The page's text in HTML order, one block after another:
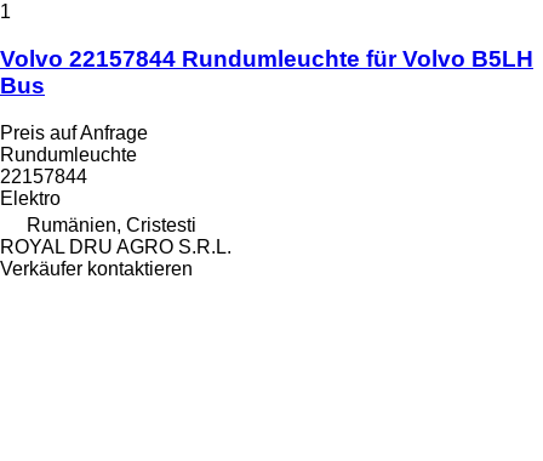
1
Volvo 22157844 Rundumleuchte für Volvo B5LH
Bus
Preis auf Anfrage
Rundumleuchte
22157844
Elektro
Rumänien, Cristesti
ROYAL DRU AGRO S.R.L.
Verkäufer kontaktieren